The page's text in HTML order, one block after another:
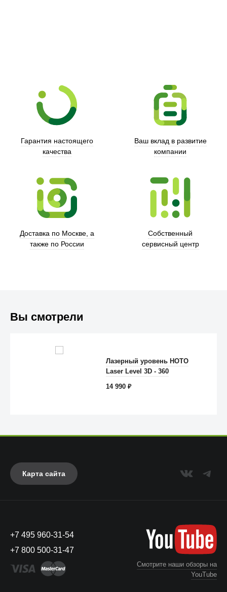
Гарантия настоящего
качества
Ваш вклад в развитие
компании
Доставка по Москве, а
также по России
Собственный
сервисный центр
Вы смотрели
Лазерный уровень HOTO
Laser Level 3D - 360
14 990₽
Карта сайта
+7 495 960-31-54
+7 800 500-31-47
Смотрите наши обзоры на
YouTube